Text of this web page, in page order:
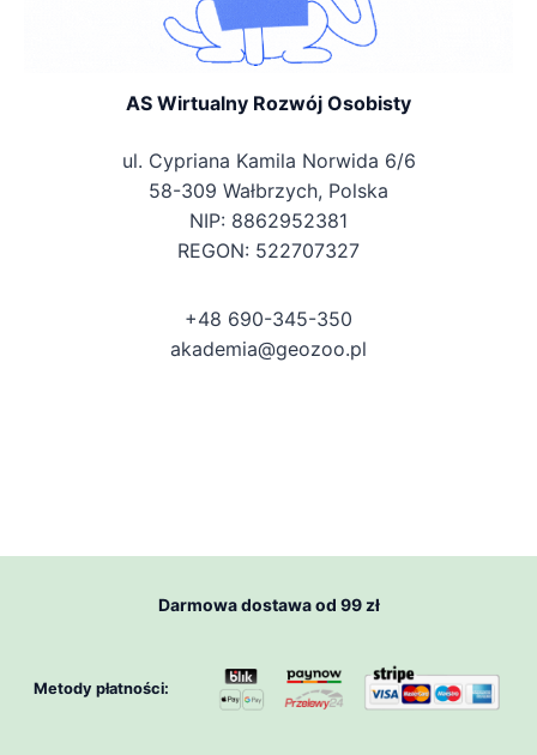
AS Wirtualny Rozwój Osobisty
ul. Cypriana Kamila Norwida 6/6
58-309 Wałbrzych, Polska
NIP: 8862952381
REGON: 522707327
+48 690-345-350
akademia@geozoo.pl
Darmowa dostawa od 99 zł
Metody płatności: